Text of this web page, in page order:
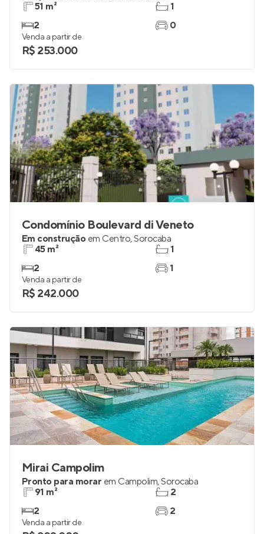
51 m²
2
1
0
Venda a partir de
R$ 253.000
Condomínio Boulevard di Veneto
Em construção em Centro,Sorocaba
45 m²
2
1
1
Venda a partir de
R$ 242.000
Mirai Campolim
Pronto para morar em Campolim,Sorocaba
91 m²
2
2
2
Venda a partir de